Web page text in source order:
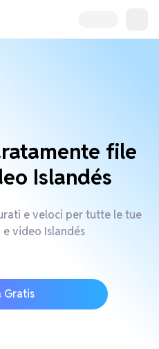
file
Islandés
e veloci per tutte le tue
video Islandés
Gratis